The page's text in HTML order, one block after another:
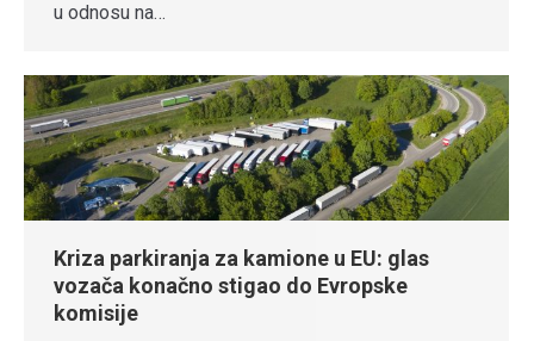
u odnosu na…
Kriza parkiranja za kamione u EU: glas
vozača konačno stigao do Evropske
komisije